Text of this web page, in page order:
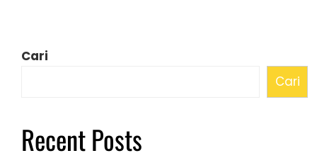
Cari
Cari
Recent Posts